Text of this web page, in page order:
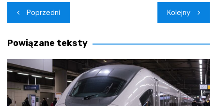
Nawigacja
wpisu
Poprzedni Kolejny
Powiązane teksty